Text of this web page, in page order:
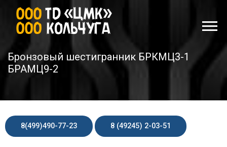
Бронзовый шестигранник БРКМЦ3-1
БРАМЦ9-2
8(499)490-77-23 8 (49245) 2-03-51